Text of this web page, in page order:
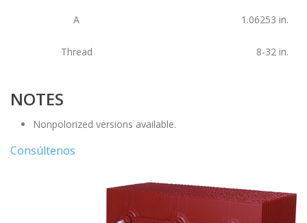
A 1.06253 in.
Thread 8-32 in.
NOTES
Nonpolorized versions available.
Consúltenos